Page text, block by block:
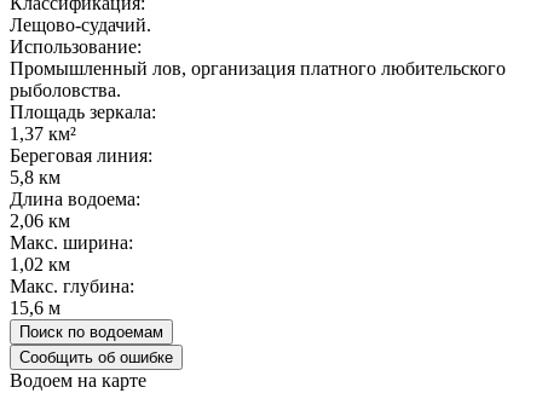
Лещово-судачий.
Использование:
Промышленный лов, организация платного любительского
рыболовства.
Площадь зеркала:
1,37 км²
Береговая линия:
5,8 км
Длина водоема:
2,06 км
Макс. ширина:
1,02 км
Макс. глубина:
15,6 м
Поиск по водоемам
Сообщить об ошибке
Водоем на карте